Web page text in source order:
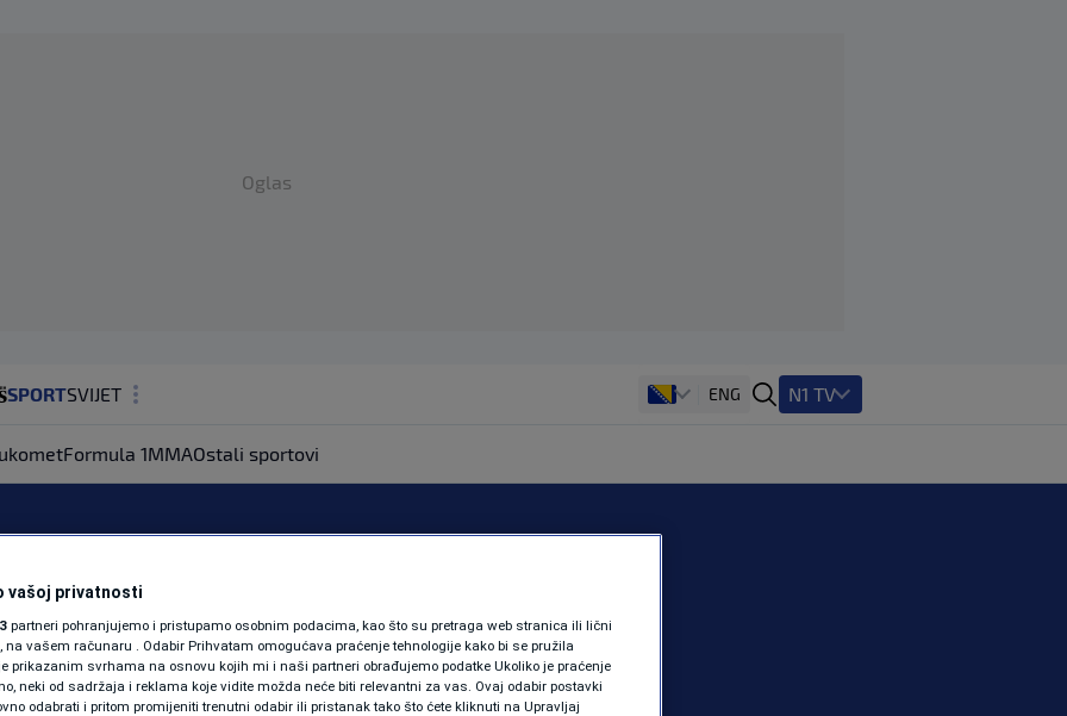
Oglas
SPORTSVIJET
ZDRAVLJE
SHOWBIZ
KOLUMNE
PODCAST
ENG N1 TV
Formula 1MMAOstali sportovi
Kane konačno
u karijeri!
vašoj privatnosti
partneri pohranjujemo i pristupamo osobnim podacima, kao što su pretraga web stranica ili lični
na vašem računaru . Odabir Prihvatam omogućava praćenje tehnologije kako bi se pružila
prikazanim svrhama na osnovu kojih mi i naši partneri obrađujemo podatke Ukoliko je praćenje
neki od sadržaja i reklama koje vidite možda neće biti relevantni za vas. Ovaj odabir postavki
odabrati i pritom promijeniti trenutni odabir ili pristanak tako što ćete kliknuti na Upravljaj